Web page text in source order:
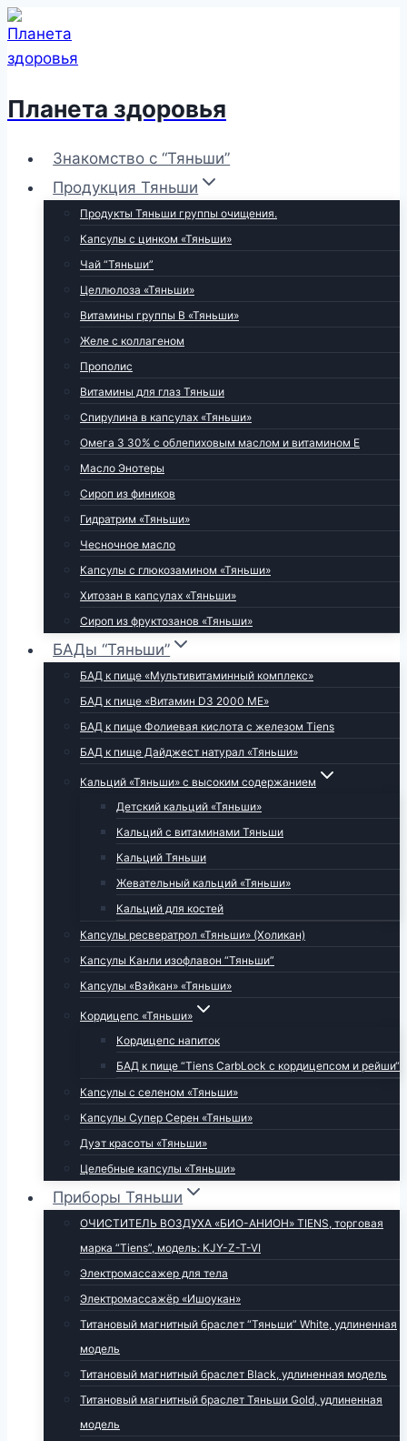
Перейти
к
содержимому
Планета здоровья
Знакомство с “Тяньши”
Продукция Тяньши
Продукты Тяньши группы очищения.
Капсулы с цинком «Тяньши»
Чай “Тяньши”
Целлюлоза «Тяньши»
Витамины группы В «Тяньши»
Желе с коллагеном
Прополис
Витамины для глаз Тяньши
Спирулина в капсулах «Тяньши»
Омега 3 30% с облепиховым маслом и витамином Е
Масло Энотеры
Сироп из фиников
Гидратрим «Тяньши»
Чесночное масло
Капсулы с глюкозамином «Тяньши»
Хитозан в капсулах «Тяньши»
Сироп из фруктозанов «Тяньши»
БАДы “Тяньши”
БАД к пище «Мультивитаминный комплекс»
БАД к пище «Витамин D3 2000 МЕ»
БАД к пище Фолиевая кислота с железом Tiens
БАД к пище Дайджест натурал «Тяньши»
Кальций «Тяньши» с высоким содержанием
Детский кальций «Тяньши»
Кальций с витаминами Тяньши
Кальций Тяньши
Жевательный кальций «Тяньши»
Кальций для костей
Капсулы ресвератрол «Тяньши» (Холикан)
Капсулы Канли изофлавон “Тяньши”
Капсулы «Вэйкан» «Тяньши»
Кордицепс «Тяньши»
Кордицепс напиток
БАД к пище “Tiens CarbLock c кордицепсом и рейши“
Капсулы с селеном «Тяньши»
Капсулы Супер Серен «Тяньши»
Дуэт красоты «Тяньши»
Целебные капсулы «Тяньши»
Приборы Тяньши
ОЧИСТИТЕЛЬ ВОЗДУХА «БИО-АНИОН» TIENS, торговая
марка “Tiens”, модель: KJY-Z-T-VI
Электромассажер для тела
Электромассажёр «Ишоукан»
Титановый магнитный браслет “Тяньши” White, удлиненная
модель
Титановый магнитный браслет Black, удлиненная модель
Титановый магнитный браслет Тяньши Gold, удлиненная
модель